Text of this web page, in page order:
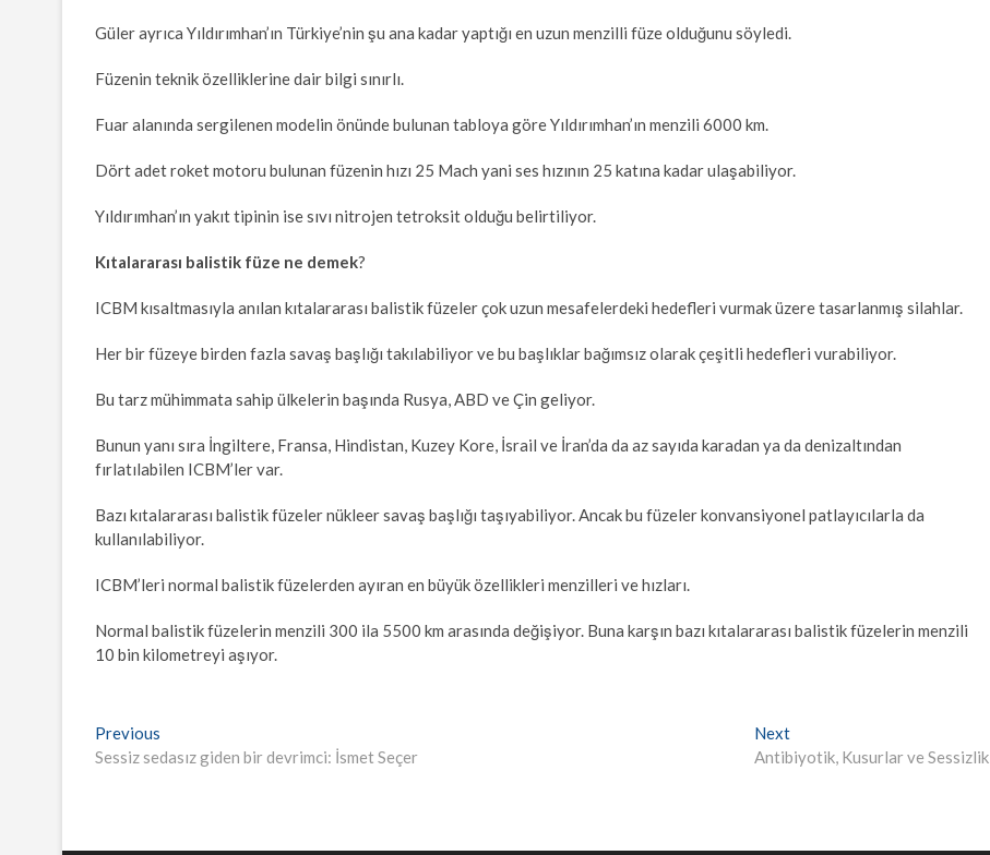
Güler ayrıca Yıldırımhan’ın Türkiye’nin şu ana kadar yaptığı en uzun menzilli füze olduğunu söyledi.
Füzenin teknik özelliklerine dair bilgi sınırlı.
Fuar alanında sergilenen modelin önünde bulunan tabloya göre Yıldırımhan’ın menzili 6000 km.
Dört adet roket motoru bulunan füzenin hızı 25 Mach yani ses hızının 25 katına kadar ulaşabiliyor.
Yıldırımhan’ın yakıt tipinin ise sıvı nitrojen tetroksit olduğu belirtiliyor.
Kıtalararası balistik füze ne demek?
ICBM kısaltmasıyla anılan kıtalararası balistik füzeler çok uzun mesafelerdeki hedefleri vurmak üzere tasarlanmış silahlar.
Her bir füzeye birden fazla savaş başlığı takılabiliyor ve bu başlıklar bağımsız olarak çeşitli hedefleri vurabiliyor.
Bu tarz mühimmata sahip ülkelerin başında Rusya, ABD ve Çin geliyor.
Bunun yanı sıra İngiltere, Fransa, Hindistan, Kuzey Kore, İsrail ve İran’da da az sayıda karadan ya da denizaltından
fırlatılabilen ICBM’ler var.
Bazı kıtalararası balistik füzeler nükleer savaş başlığı taşıyabiliyor. Ancak bu füzeler konvansiyonel patlayıcılarla da
kullanılabiliyor.
ICBM’leri normal balistik füzelerden ayıran en büyük özellikleri menzilleri ve hızları.
Normal balistik füzelerin menzili 300 ila 5500 km arasında değişiyor. Buna karşın bazı kıtalararası balistik füzelerin menzili
10 bin kilometreyi aşıyor.
Yazı
gezinmesi
Previous
post:
Sessiz sedasız giden bir devrimci: İsmet Seçer
NextNext
post:
Antibiyotik, Kusurlar ve Sessizlik